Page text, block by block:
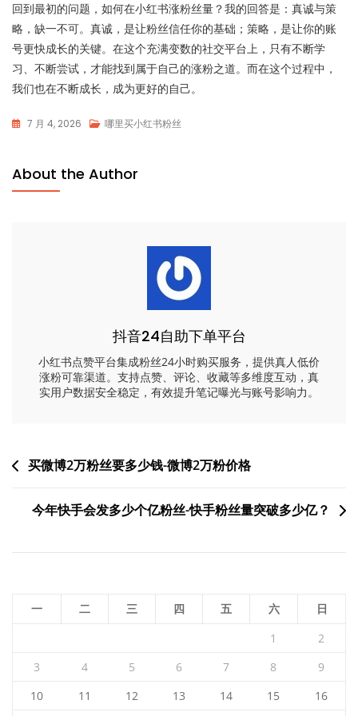
回到最初的问题，如何在小红书涨粉丝量？我的回答是：真诚与策
略，缺一不可。真诚，是让粉丝信任你的基础；策略，是让你的账
号更快成长的关键。在这个充满变数的社交平台上，只有不断学
习、不断尝试，才能找到属于自己的涨粉之道。而在这个过程中，
我们也在不断成长，成为更好的自己。
7 月 4, 2026 哪里买小红书粉丝
About the Author
抖音24自助下单平台
小红书点赞平台集成粉丝24小时购买服务，提供真人低价
涨粉可靠渠道。支持点赞、评论、收藏等多维度互动，真
实用户数据安全稳定，有效提升笔记曝光与账号影响力。
文买微博2万粉丝要多少钱-微博2万粉价格
今年快手会发多少个亿粉丝-快手粉丝量突破多少亿？
一 二 三 四 五 六
日
1
2
3
4 5 6 7 8
9
10
11 12 13 14 15
16